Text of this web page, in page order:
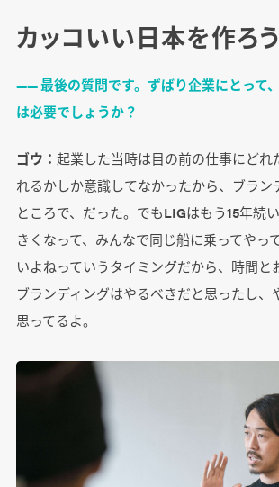
カッコいい日本を作ろう
―― 最後の質問です。ずばり企業にとって
は必要でしょうか？
ゴウ： 起業した当時は目の前の仕事にどれ
れるかしか意識してなかったから、ブラン
ところで、だった。でもLIGはもう15年続
きくなって、みんなで同じ船に乗ってやっ
いよねっていうタイミングだから、時間と
ブランディングはやるべきだと思ったし、
思ってるよ。